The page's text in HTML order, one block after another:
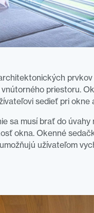
priestoru.
sedieť pri
sa musí brať do
okna. Okenné
užívateľom